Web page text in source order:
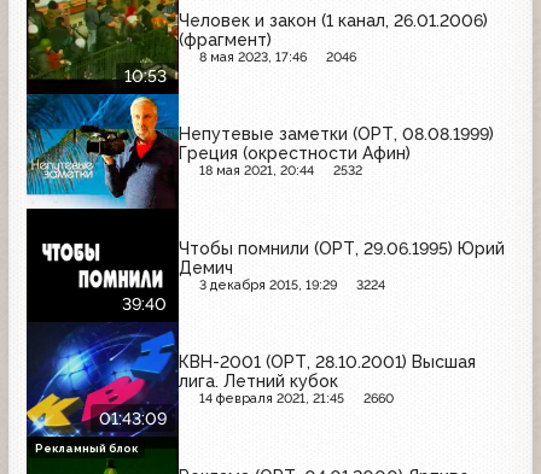
10:53
Человек и закон (1 канал, 26.01.2006)
(фрагмент)
8 мая 2023, 17:46 2046
Непутевые заметки (ОРТ, 08.08.1999)
Греция (окрестности Афин)
18 мая 2021, 20:44 2532
39:40
Чтобы помнили (ОРТ, 29.06.1995) Юрий
Демич
3 декабря 2015, 19:29 3224
01:43:09
КВН-2001 (ОРТ, 28.10.2001) Высшая
лига. Летний кубок
14 февраля 2021, 21:45 2660
Рекламный блок